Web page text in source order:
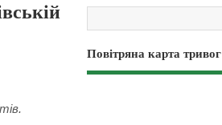
Повітряна карта тривог